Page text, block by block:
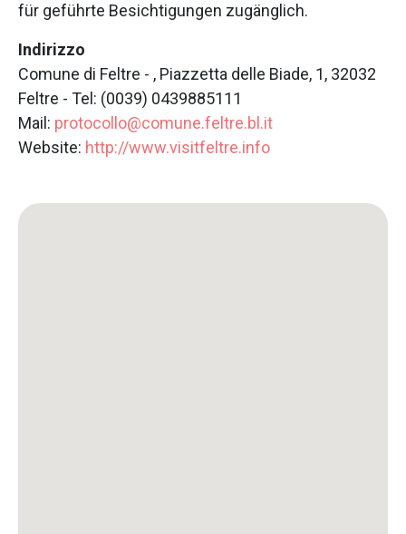
für geführte Besichtigungen zugänglich.
Indirizzo
Comune di Feltre - , Piazzetta delle Biade, 1, 32032
Feltre - Tel: (0039) 0439885111
Mail: protocollo@comune.feltre.bl.it
Website: http://www.visitfeltre.info